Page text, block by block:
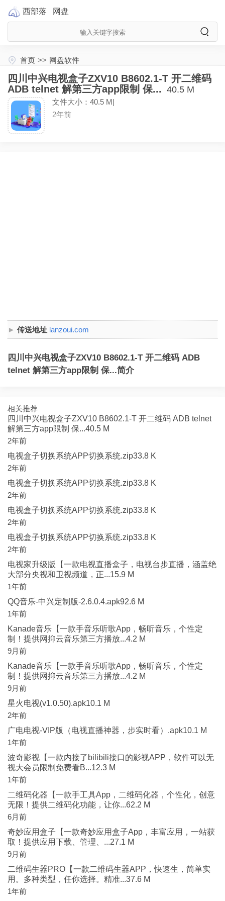
西部落 网盘
首页 >> 网盘软件
四川中兴电视盒子ZXV10 B8602.1-T 开二维码
ADB telnet 解第三方app限制 保... 40.5 M
文件大小：40.5 M|
2年前
传送地址 lanzoui.com
四川中兴电视盒子ZXV10 B8602.1-T 开二维码 ADB
telnet 解第三方app限制 保...简介
相关推荐
四川中兴电视盒子ZXV10 B8602.1-T 开二维码 ADB telnet
解第三方app限制 保...40.5 M
2年前
电视盒子切换系统APP切换系统.zip33.8 K
2年前
电视盒子切换系统APP切换系统.zip33.8 K
2年前
电视盒子切换系统APP切换系统.zip33.8 K
2年前
电视盒子切换系统APP切换系统.zip33.8 K
2年前
电视家升级版【一款电视直播盒子，电视台步直播，涵盖绝
大部分央视和卫视频道，正...15.9 M
1年前
QQ音乐-中兴定制版-2.6.0.4.apk92.6 M
1年前
Kanade音乐【一款手音乐听歌App，畅听音乐，个性定
制！提供网抑云音乐第三方播放...4.2 M
9月前
Kanade音乐【一款手音乐听歌App，畅听音乐，个性定
制！提供网抑云音乐第三方播放...4.2 M
9月前
星火电视(v1.0.50).apk10.1 M
2年前
广电电视-VIP版（电视直播神器，步实时看）.apk10.1 M
1年前
波奇影视【一款内接了bilibili接口的影视APP，软件可以无
视大会员限制免费看B...12.3 M
1年前
二维码化器【一款手工具App，二维码化器，个性化，创意
无限！提供二维码化功能，让你...62.2 M
6月前
奇妙应用盒子【一款奇妙应用盒子App，丰富应用，一站获
取！提供应用下载、管理、...27.1 M
9月前
二维码生器PRO【一款二维码生器APP，快速生，简单实
用。多种类型，任你选择。精准...37.6 M
1年前